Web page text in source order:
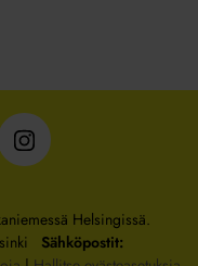
Isännöintiliitto
Helsingissä.
Sähköpostit: